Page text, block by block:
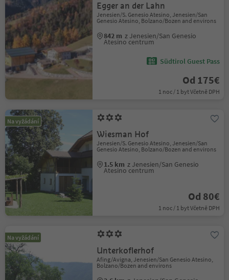
Egger an der Lahn
Jenesien/S. Genesio Atesino, Jenesien/San
Genesio Atesino, Bolzano/Bozen and environs
842 m z Jenesien/San Genesio
Atesino centrum
Südtirol Guest Pass
Od 175€
1 noc / 1 byt Včetně DPH
Na vyžádání
Wiesman Hof
Jenesien/S. Genesio Atesino, Jenesien/San
Genesio Atesino, Bolzano/Bozen and environs
1.5 km z Jenesien/San Genesio
Atesino centrum
Od 80€
1 noc / 1 byt Včetně DPH
Na vyžádání
Unterkoflerhof
Afing/Avigna, Jenesien/San Genesio Atesino,
Bolzano/Bozen and environs